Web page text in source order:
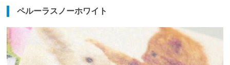
ペルーラスノーホワイト